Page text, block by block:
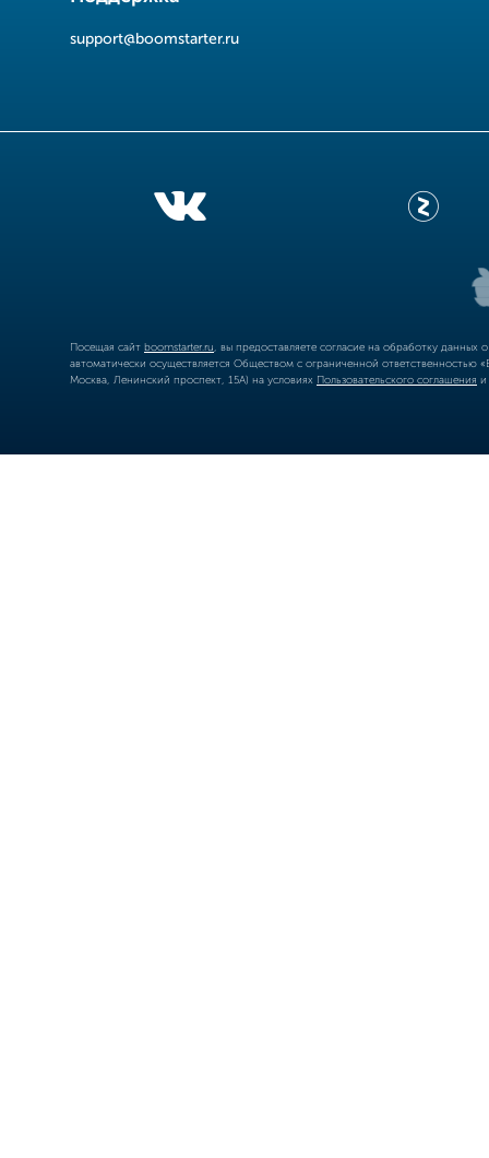
support@boomstarter.ru
Посещая сайт boomstarter.ru , вы предоставляете согласие на обработку
автоматически осуществляется Обществом с ограниченной
Москва, Ленинский проспект, 15А) на условиях Пользовательского соглашения и